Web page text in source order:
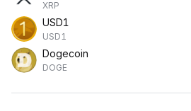
XRP
USD1
USD1
Dogecoin
DOGE